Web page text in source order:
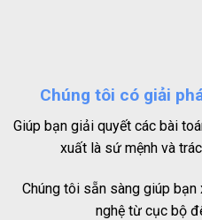
Chúng tôi có giải
Giúp bạn giải quyết các bài
xuất là sứ mệnh và
Chúng tôi sẵn sàng giúp
nghệ từ cục bộ